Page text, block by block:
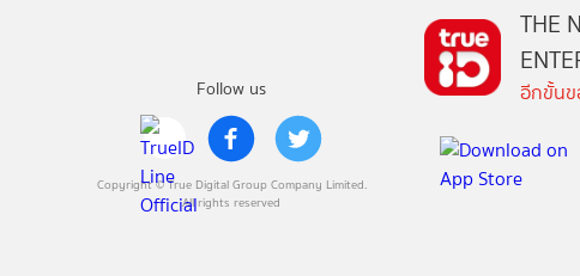
Follow us
Copyright © True Digital Group Company Limited.
All rights reserved
THE
อีกขั้นข